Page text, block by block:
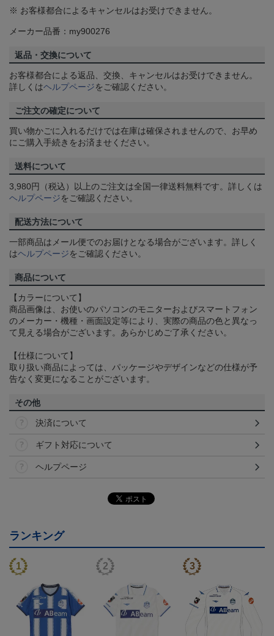
※ お客様都合によるキャンセルはお受けできません。
メーカー品番：my900276
返品・交換について
お客様都合による返品、交換、キャンセルはお受けできません。
詳しくはヘルプページをご確認ください。
ご注文の確定について
買い物かごに入れるだけでは在庫は確保されませんので、お早め
にご購入手続きをお済ませください。
送料について
3,980円（税込）以上のご注文は全国一律送料無料です。詳しくは
ヘルプページをご確認ください。
配送方法について
一部商品はメール便でのお届けとなる場合がございます。詳しく
はヘルプページをご確認ください。
商品について
【カラーについて】
商品画像は、お使いのパソコンのモニターおよびスマートフォン
のメーカー・機種・画面設定等により、実際の商品の色と異なっ
て見える場合がございます。あらかじめご了承ください。
【仕様について】
取り扱い商品によっては、パッケージやデザインなどの仕様が予
告なく変更になることがございます。
その他
決済について
ギフト対応について
ヘルプページ
ランキング